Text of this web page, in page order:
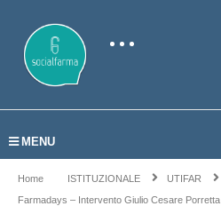
MENU
Home ISTITUZIONALE
UTIFAR
Farmadays – Intervento Giulio Cesare Porretta